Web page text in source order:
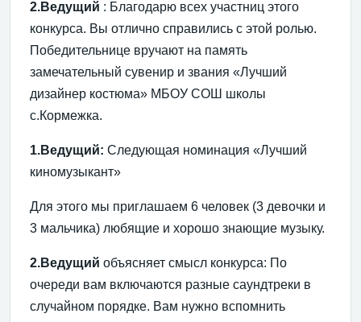
2.Ведущий : Благодарю всех участниц этого
конкурса. Вы отлично справились с этой ролью.
Победительнице вручают на память
замечательный сувенир и звания «Лучший
дизайнер костюма» МБОУ СОШ школы
с.Кормежка.
1.Ведущий: Следующая номинация «Лучший
киномузыкант»
Для этого мы приглашаем 6 человек (3 девочки и
3 мальчика) любящие и хорошо знающие музыку.
2.Ведущий объясняет смысл конкурса: По
очереди вам включаются разные саундтреки в
случайном порядке. Вам нужно вспомнить